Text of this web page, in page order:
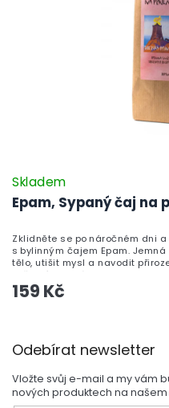
Epam, Sypaný čaj na
Skladem
159 Kč
Zklidněte se po náročném dni
s bylinným čajem Epam.
tělo, utišit mysl a navodit
večerního rituálu pro pokojnou
Odebírat newsletter
Vložte svůj e-mail a my vám
nových produktech na